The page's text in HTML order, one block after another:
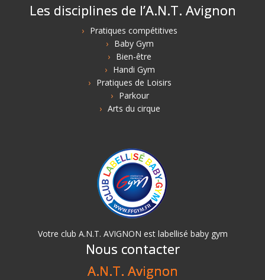
Les disciplines de l’A.N.T. Avignon
Pratiques compétitives
Baby Gym
Bien-être
Handi Gym
Pratiques de Loisirs
Parkour
Arts du cirque
Votre club A.N.T. AVIGNON est labellisé baby gym
Nous contacter
A.N.T. Avignon